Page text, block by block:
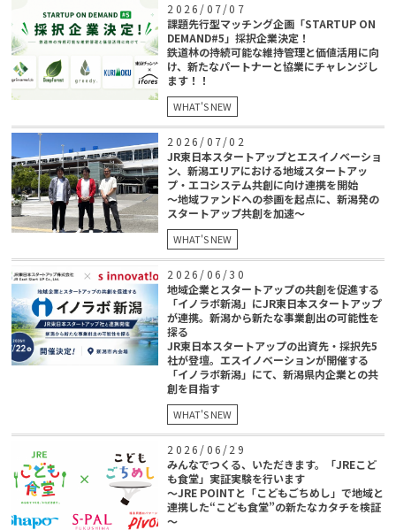
2026/07/07
課題先行型マッチング企画「STARTUP ON
DEMAND#5」採択企業決定！
鉄道林の持続可能な維持管理と価値活用に向
け、新たなパートナーと協業にチャレンジし
ます！！
WHAT'S NEW
2026/07/02
JR東日本スタートアップとエスイノベーショ
ン、新潟エリアにおける地域スタートアッ
プ・エコシステム共創に向け連携を開始
〜地域ファンドへの参画を起点に、新潟発の
スタートアップ共創を加速〜
WHAT'S NEW
2026/06/30
地域企業とスタートアップの共創を促進する
「イノラボ新潟」にJR東日本スタートアップ
が連携。新潟から新たな事業創出の可能性を
探る
JR東日本スタートアップの出資先・採択先5
社が登壇。エスイノベーションが開催する
「イノラボ新潟」にて、新潟県内企業との共
創を目指す
WHAT'S NEW
2026/06/29
みんなでつくる、いただきます。「JREこど
も食堂」実証実験を行います
～JRE POINTと「こどもごちめし」で地域と
連携した“こども食堂”の新たなカタチを検証
～